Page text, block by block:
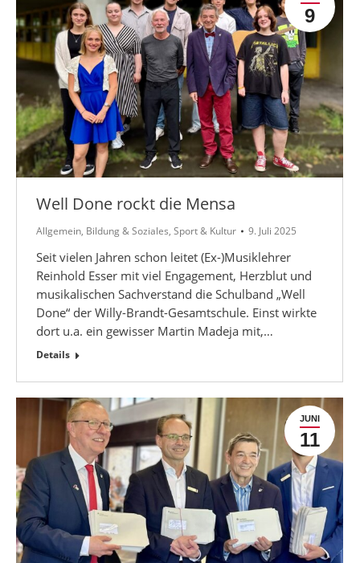
9
Well Done rockt die Mensa
Allgemein, Bildung & Soziales, Sport & Kultur 9. Juli 2025
Seit vielen Jahren schon leitet (Ex-)Musiklehrer
Reinhold Esser mit viel Engagement, Herzblut und
musikalischen Sachverstand die Schulband „Well
Done“ der Willy-Brandt-Gesamtschule. Einst wirkte
dort u.a. ein gewisser Martin Madeja mit,…
Details
JUNI
11